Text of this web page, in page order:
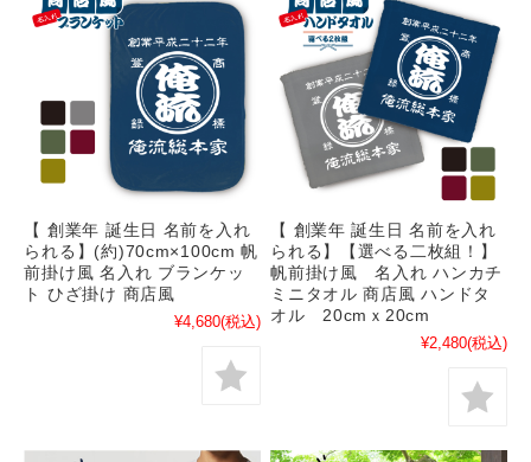
【 創業年 誕生日 名前を入れ
られる】(約)70cm×100cm 帆
前掛け風 名入れ ブランケッ
ト ひざ掛け 商店風
¥4,680(税込)
【 創業年 誕生日 名前を入れ
られる】【選べる二枚組！】
帆前掛け風 名入れ ハンカチ
ミニタオル 商店風 ハンドタ
オル 20cmｘ20cm
¥2,480(税込)